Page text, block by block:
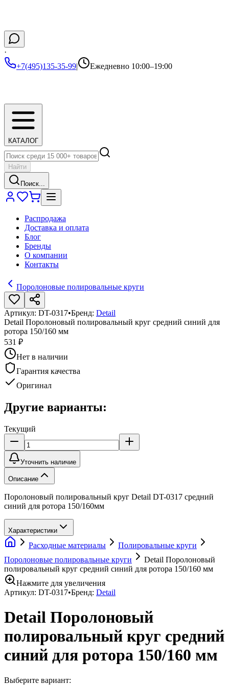
·
+7(495)135-35-99| Ежедневно 10:00–19:00
КАТАЛОГ
Найти
Поиск...
Распродажа
Доставка и оплата
Блог
Бренды
О компании
Контакты
Поролоновые полировальные круги
Артикул: DT-0317•Бренд: Detail
Detail Поролоновый полировальный круг средний синий для
ротора 150/160 мм
531 ₽
Нет в наличии
Гарантия качества
Оригинал
Другие варианты:
Текущий
Уточнить наличие
Описание
Поролоновый полировальный круг Detail DT-0317 средний
синий для ротора 150/160мм
Характеристики
Расходные материалы
Полировальные круги
Поролоновые полировальные круги
Detail Поролоновый
полировальный круг средний синий для ротора 150/160 мм
Нажмите для увеличения
Артикул: DT-0317•Бренд: Detail
Detail Поролоновый
полировальный круг средний
синий для ротора 150/160 мм
Выберите вариант: